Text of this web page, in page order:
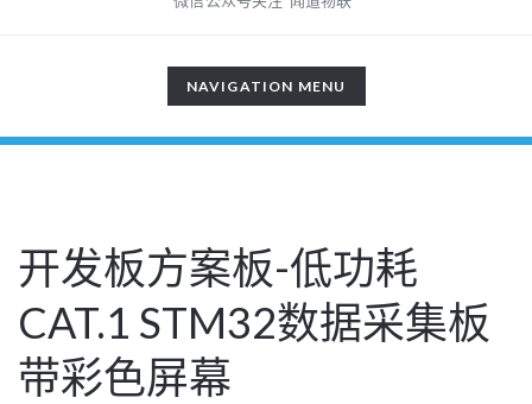
TOGGLE
NAVIGATION
NAVIGATION MENU
开发板方案板-低功耗
CAT.1 STM32数据采集板
带彩色屏幕